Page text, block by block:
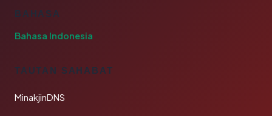
BAHASA
Bahasa Indonesia
TAUTAN SAHABAT
MinakjinDNS